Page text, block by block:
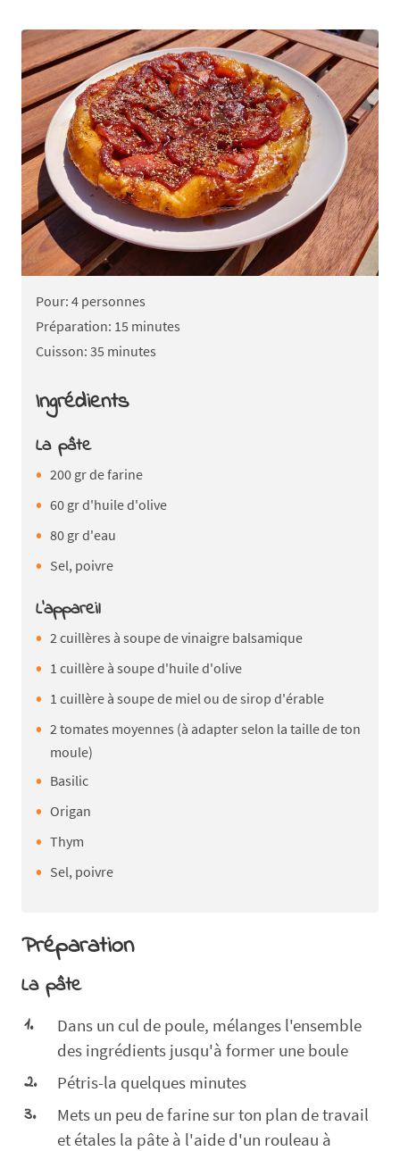
Pour: 4 personnes
Préparation: 15 minutes
Cuisson: 35 minutes
Ingrédients
La pâte
200 gr de farine
60 gr d'huile d'olive
80 gr d'eau
Sel, poivre
L'appareil
2 cuillères à soupe de vinaigre balsamique
1 cuillère à soupe d'huile d'olive
1 cuillère à soupe de miel ou de sirop d'érable
2 tomates moyennes (à adapter selon la taille de ton
moule)
Basilic
Origan
Thym
Sel, poivre
Préparation
La pâte
Dans un cul de poule, mélanges l'ensemble
des ingrédients jusqu'à former une boule
Pétris-la quelques minutes
Mets un peu de farine sur ton plan de travail
et étales la pâte à l'aide d'un rouleau à